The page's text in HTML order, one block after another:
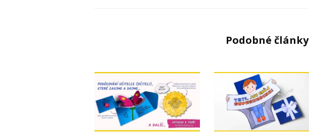
Podobné články